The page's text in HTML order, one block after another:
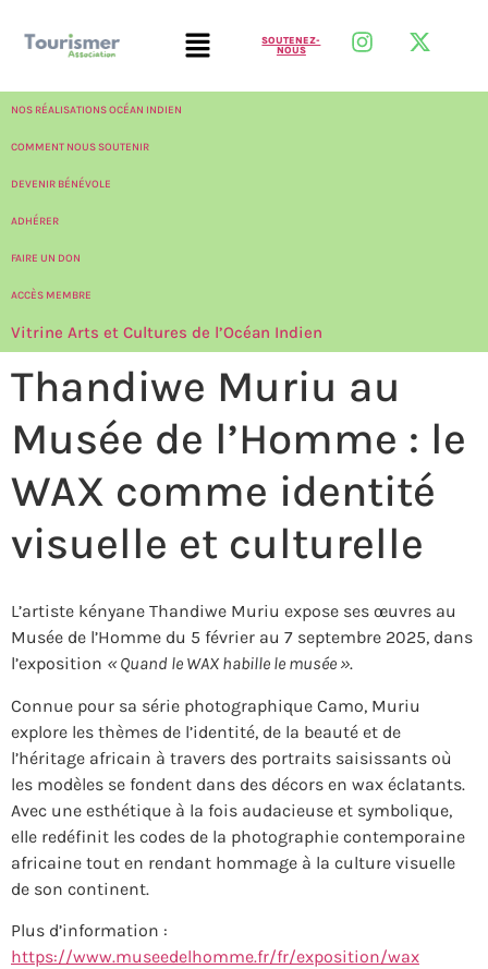
SOUTENEZ-
NOUS
NOS RÉALISATIONS OCÉAN INDIEN
COMMENT NOUS SOUTENIR
DEVENIR BÉNÉVOLE
ADHÉRER
FAIRE UN DON
ACCÈS MEMBRE
Vitrine Arts et Cultures de l’Océan Indien
Thandiwe Muriu au
Musée de l’Homme : le
WAX comme identité
visuelle et culturelle
L’artiste kényane Thandiwe Muriu expose ses œuvres au
Musée de l’Homme du 5 février au 7 septembre 2025, dans
l’exposition « Quand le WAX habille le musée ».
Connue pour sa série photographique Camo, Muriu
explore les thèmes de l’identité, de la beauté et de
l’héritage africain à travers des portraits saisissants où
les modèles se fondent dans des décors en wax éclatants.
Avec une esthétique à la fois audacieuse et symbolique,
elle redéfinit les codes de la photographie contemporaine
africaine tout en rendant hommage à la culture visuelle
de son continent.
Plus d’information :
https://www.museedelhomme.fr/fr/exposition/wax